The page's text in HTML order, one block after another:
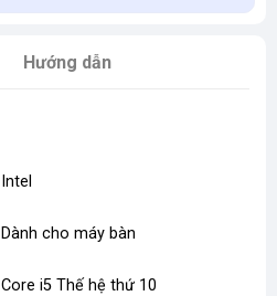
Hướng dẫn
Intel
Dành cho máy bàn
Core i5 Thế hệ thứ 10